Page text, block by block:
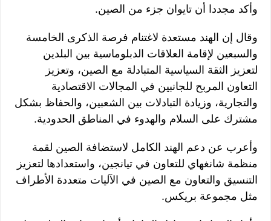
وأكد مجددا أن تايوان جزء من الصين.
وقال إن الهند مستعدة لاغتنام فرصة الذكرى الخامسة
والسبعين لإقامة العلاقات الدبلوماسية بين البلدين
لتعزيز الثقة السياسية المتبادلة مع الصين، وتعزيز
التعاون المربح للجانبين في المجالات الاقتصادية
والتجارية، وزيادة التبادلات بين الشعبين، والحفاظ بشكل
مشترك على السلام والهدوء في المناطق الحدودية.
وأعرب عن دعم الهند الكامل لاستضافة الصين لقمة
منظمة شانغهاي للتعاون في تيانجين، واستعدادها لتعزيز
التنسيق والتعاون مع الصين في الآليات متعددة الأطراف
مثل مجموعة بريكس.